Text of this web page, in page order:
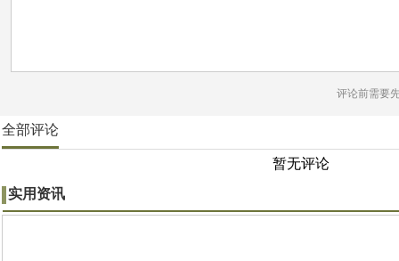
评论前需要
全部评论
暂无评论
实用资讯